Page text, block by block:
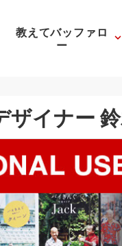
教えてバッファロ
ー
イナー